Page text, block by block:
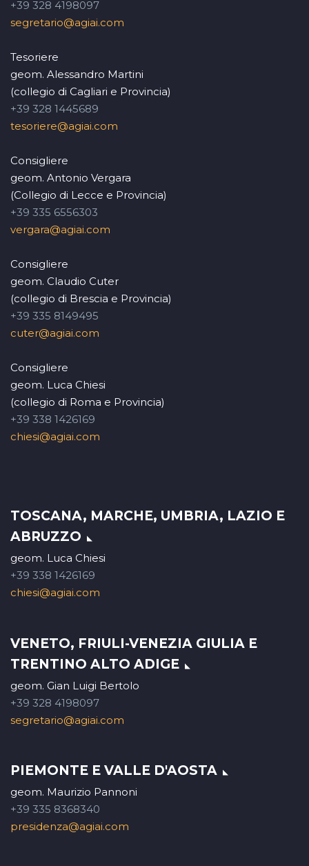
+39 328 4198097
segretario@agiai.com
Tesoriere
geom. Alessandro Martini
(collegio di Cagliari e Provincia)
+39 328 1445689
tesoriere@agiai.com
Consigliere
geom. Antonio Vergara
(Collegio di Lecce e Provincia)
+39 335 6556303
vergara@agiai.com
Consigliere
geom. Claudio Cuter
(collegio di Brescia e Provincia)
+39 335 8149495
cuter@agiai.com
Consigliere
geom. Luca Chiesi
(collegio di Roma e Provincia)
+39 338 1426169
chiesi@agiai.com
TOSCANA, MARCHE, UMBRIA, LAZIO E
ABRUZZO
geom. Luca Chiesi
+39 338 1426169
chiesi@agiai.com
VENETO, FRIULI-VENEZIA GIULIA E
TRENTINO ALTO ADIGE
geom. Gian Luigi Bertolo
+39 328 4198097
segretario@agiai.com
PIEMONTE E VALLE D'AOSTA
geom. Maurizio Pannoni
+39 335 8368340
presidenza@agiai.com